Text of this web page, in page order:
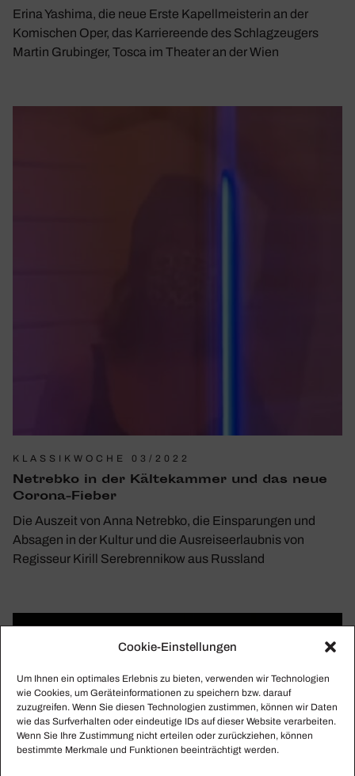
Cookie-Einstellungen
Um Ihnen ein optimales Erlebnis zu bieten, verwenden wir Technologien
wie Cookies, um Geräteinformationen zu speichern bzw. darauf
zuzugreifen. Wenn Sie diesen Technologien zustimmen, können wir Daten
wie das Surfverhalten oder eindeutige IDs auf dieser Website verarbeiten.
Wenn Sie Ihre Zustimmung nicht erteilen oder zurückziehen, können
bestimmte Merkmale und Funktionen beeinträchtigt werden.
Erina Yashima, die neue Erste Kapellmeisterin an der
Komischen Oper, das Karriereende des Schlagzeugers
Martin Grubinger, Tosca im Theater an der Wien
KLASSIKWOCHE 03/2022
Netrebko in der Kälte­kammer und das neue
Corona-Fieber
Die Auszeit von Anna Netrebko, die Einsparungen und
Absagen in der Kultur und die Ausreiseerlaubnis von
Regisseur Kirill Serebrennikow aus Russland